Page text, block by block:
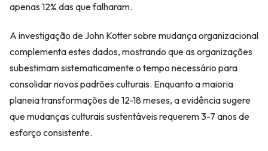
apenas 12% das que falharam.
A investigação de John Kotter sobre mudança organizacional
complementa estes dados, mostrando que as organizações
subestimam sistematicamente o tempo necessário para
consolidar novos padrões culturais. Enquanto a maioria
planeia transformações de 12-18 meses, a evidência sugere
que mudanças culturais sustentáveis requerem 3-7 anos de
esforço consistente.